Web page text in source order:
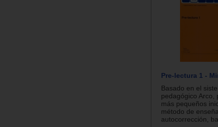
Pre-lectura 1 -
Basado en el
pedagógico Arco,
más pequeños
método de
autocorrección,